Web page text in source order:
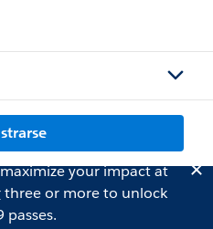
your impact at
three or more to unlock
passes.